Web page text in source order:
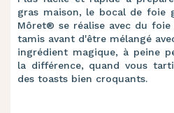
gras maison, le bocal de foie
Môret® se réalise avec du
tamis avant d'être mélangé
ingrédient magique, à peine
la différence, quand vous
des toasts bien croquants.